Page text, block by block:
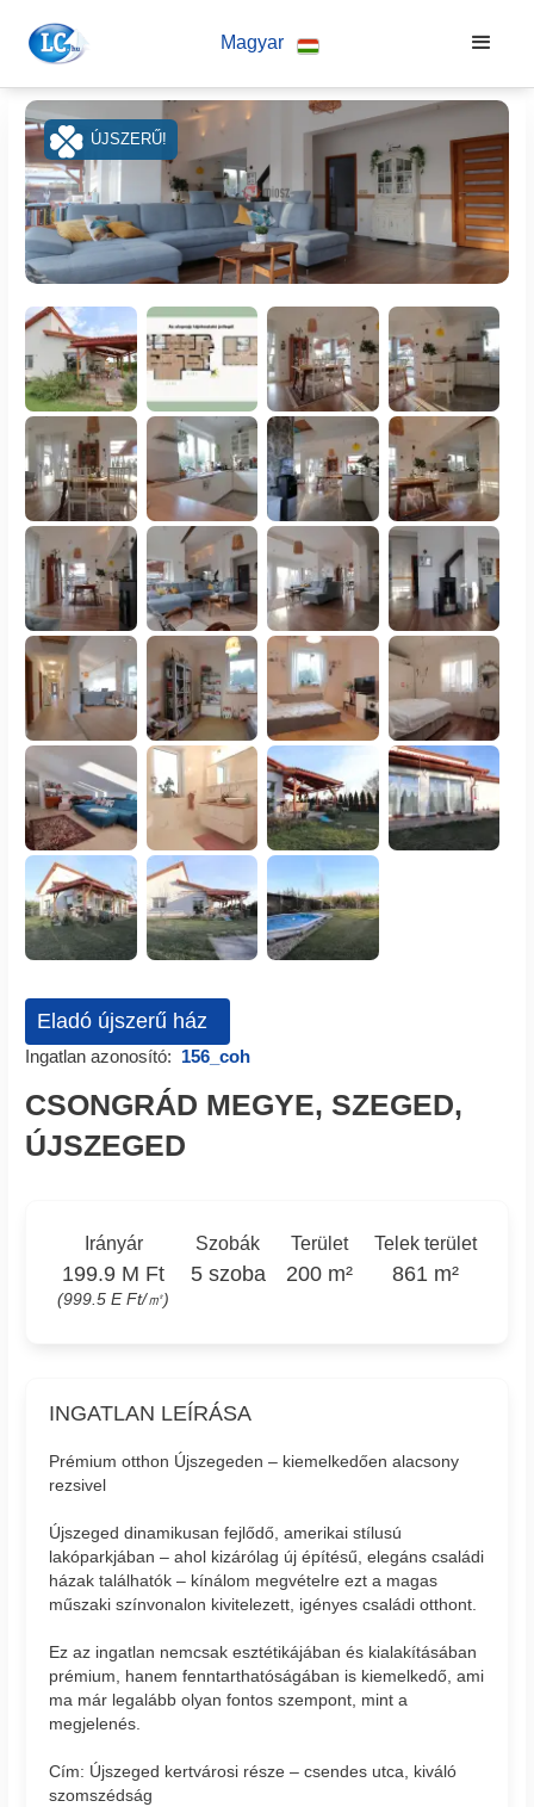
Magyar
ÚJSZERŰ!
Eladó újszerű ház
Ingatlan azonosító: 156_coh
CSONGRÁD MEGYE, SZEGED,
ÚJSZEGED
Irányár
199.9 M Ft
(999.5 E Ft/㎡)
Szobák
5 szoba
Terület
200 m²
Telek terület
861 m²
INGATLAN LEÍRÁSA
Prémium otthon Újszegeden – kiemelkedően alacsony
rezsivel
Újszeged dinamikusan fejlődő, amerikai stílusú
lakóparkjában – ahol kizárólag új építésű, elegáns családi
házak találhatók – kínálom megvételre ezt a magas
műszaki színvonalon kivitelezett, igényes családi otthont.
Ez az ingatlan nemcsak esztétikájában és kialakításában
prémium, hanem fenntarthatóságában is kiemelkedő, ami
ma már legalább olyan fontos szempont, mint a
megjelenés.
Cím: Újszeged kertvárosi része – csendes utca, kiváló
szomszédság